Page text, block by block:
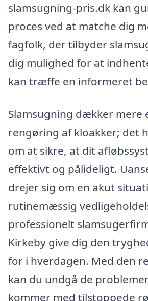
slamsugning-pris.dk kan
proces ved at matche dig
fagfolk, der tilbyder
dig mulighed for at
kan træffe en informeret
Slamsugning dækker mere
rengøring af kloakker; det
om at sikre, at dit
effektivt og pålideligt.
drejer sig om en akut
rutinemæssig
professionelt
Kirkeby give dig den
for i hverdagen. Med den
kan du undgå de
kommer med tilstoppede